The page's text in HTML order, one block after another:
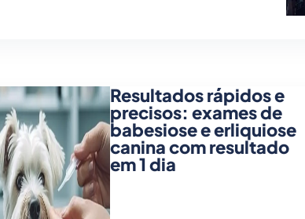
Resultados rápidos e
precisos: exames de
babesiose e erliquiose
canina com resultado
em 1 dia